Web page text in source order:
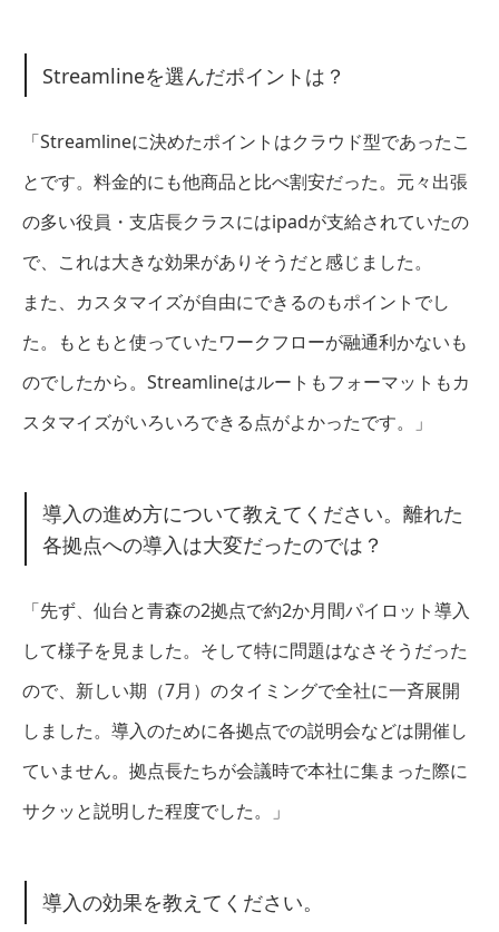
Streamlineを選んだポイントは？
「Streamlineに決めたポイントはクラウド型であったこ
とです。料金的にも他商品と比べ割安だった。元々出張
の多い役員・支店長クラスにはipadが支給されていたの
で、これは大きな効果がありそうだと感じました。
また、カスタマイズが自由にできるのもポイントでし
た。もともと使っていたワークフローが融通利かないも
のでしたから。Streamlineはルートもフォーマットもカ
スタマイズがいろいろできる点がよかったです。」
導入の進め方について教えてください。離れた
各拠点への導入は大変だったのでは？
「先ず、仙台と青森の2拠点で約2か月間パイロット導入
して様子を見ました。そして特に問題はなさそうだった
ので、新しい期（7月）のタイミングで全社に一斉展開
しました。導入のために各拠点での説明会などは開催し
ていません。拠点長たちが会議時で本社に集まった際に
サクッと説明した程度でした。」
導入の効果を教えてください。